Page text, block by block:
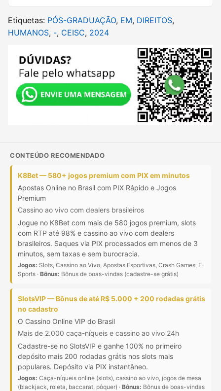
Etiquetas: PÓS-GRADUAÇÃO, EM, DIREITOS,
HUMANOS, -, CEISC, 2024
CONTEÚDO RECOMENDADO
K8Bet — 580+ jogos premium com PIX em minutos
Apostas Online no Brasil com PIX Rápido e Jogos
Premium
Cassino ao vivo com dealers brasileiros
Jogue no K8Bet com mais de 580 jogos premium, slots
com RTP até 98% e cassino ao vivo com dealers
brasileiros. Saques via PIX processados em menos de 3
minutos, sem taxas e sem burocracia.
Jogos: Slots, Cassino ao Vivo, Apostas Esportivas, Crash Games, E-
Sports · Bônus: Bônus de boas-vindas (cadastre-se grátis)
SlotsVIP — Bônus de até R$ 5.000 + 200 rodadas grátis
no cadastro
O Cassino Online VIP do Brasil
Mais de 2.000 caça-níqueis e cassino ao vivo 24h
Cadastre-se no SlotsVIP e ganhe 100% no primeiro
depósito mais 200 rodadas grátis nos slots mais
populares. Depósito via PIX instantâneo.
Jogos: Caça-níqueis online (slots), cassino ao vivo, jogos de mesa
(blackjack, roleta, baccarat, pôquer) · Bônus: Bônus de boas-vindas